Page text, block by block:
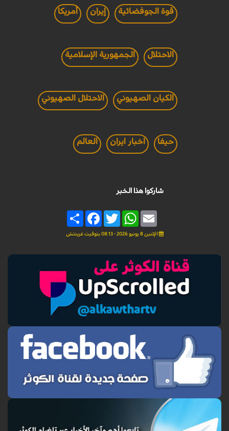
قوة الجوفضائية إيران أمريكا
الاحتلال الجمهورية الإسلامية
الكيان الصهيوني الاحتلال الصهيوني
حيفا اخبار ايران العالم
شاركوا هذا الخبر
Share
FacebookTwitter
WhatsAppEmail
الإثنين 8 يونيو 2026 - 08:13 بتوقيت غرينتش